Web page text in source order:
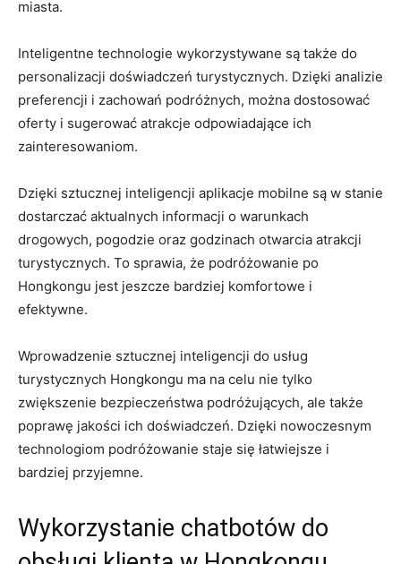
‌miasta.
Inteligentne‍ technologie wykorzystywane ‍są także do
personalizacji doświadczeń turystycznych. Dzięki analizie
preferencji i zachowań podróżnych, można ‌dostosować
oferty i sugerować ⁤atrakcje odpowiadające ich ​
zainteresowaniom.
Dzięki ​sztucznej inteligencji⁢ aplikacje mobilne są w stanie
dostarczać aktualnych informacji o warunkach
drogowych, pogodzie oraz ⁤godzinach otwarcia‌ atrakcji
turystycznych.‌ To sprawia, że podróżowanie po
Hongkongu ⁣jest jeszcze bardziej komfortowe i
efektywne.
Wprowadzenie sztucznej inteligencji ⁤do usług
turystycznych ⁤Hongkongu ma na celu nie ​tylko
zwiększenie⁣ bezpieczeństwa podróżujących, ale także
poprawę ⁢jakości ich doświadczeń. ⁢Dzięki nowoczesnym​
technologiom podróżowanie staje ⁣się łatwiejsze‍ i
bardziej przyjemne.
Wykorzystanie chatbotów ​do